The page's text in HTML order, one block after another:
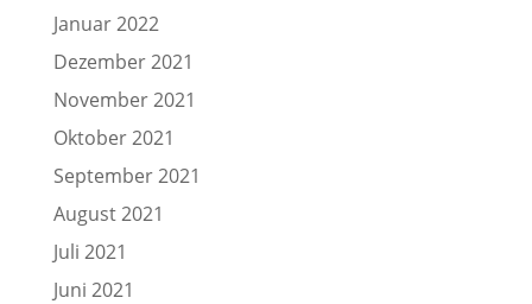
Januar 2022
Dezember 2021
November 2021
Oktober 2021
September 2021
August 2021
Juli 2021
Juni 2021